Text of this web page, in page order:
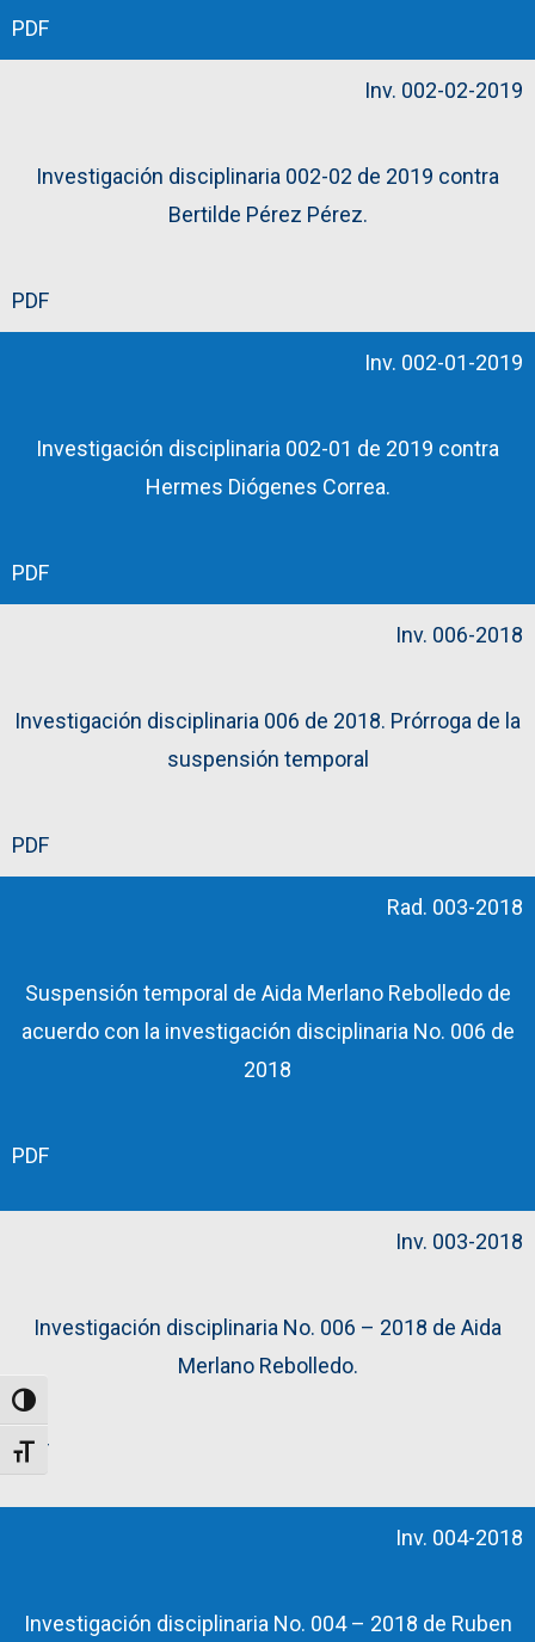
Toggle High Contrast
Toggle Font size
PDF
Inv. 002-02-2019
Investigación disciplinaria 002-02 de 2019 contra
Bertilde Pérez Pérez.
PDF
Inv. 002-01-2019
Investigación disciplinaria 002-01 de 2019 contra
Hermes Diógenes Correa.
PDF
Inv. 006-2018
Investigación disciplinaria 006 de 2018. Prórroga de la
suspensión temporal
PDF
Rad. 003-2018
Suspensión temporal de Aida Merlano Rebolledo de
acuerdo con la investigación disciplinaria No. 006 de
2018
PDF
Inv. 003-2018
Investigación disciplinaria No. 006 – 2018 de Aida
Merlano Rebolledo.
PDF
Inv. 004-2018
Investigación disciplinaria No. 004 – 2018 de Ruben